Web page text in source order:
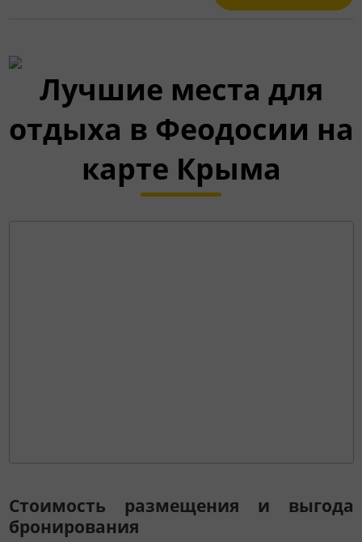
Лучшие места для
отдыха в Феодосии на
карте Крыма
Стоимость размещения и выгода
бронирования